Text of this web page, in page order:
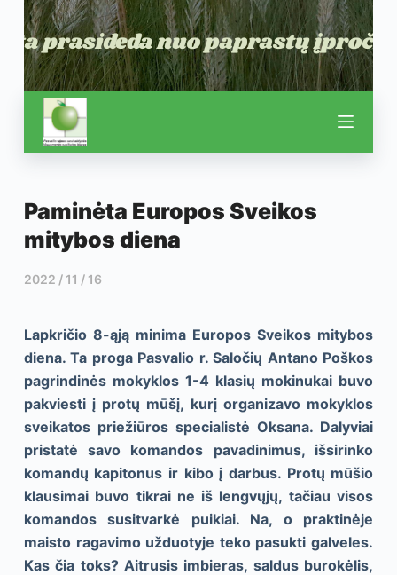
Paminėta Europos Sveikos
mitybos diena
2022 / 11 / 16
Lapkričio 8-ąją minima Europos Sveikos mitybos
diena. Ta proga Pasvalio r. Saločių Antano Poškos
pagrindinės mokyklos 1-4 klasių mokinukai buvo
pakviesti į protų mūšį, kurį organizavo mokyklos
sveikatos priežiūros specialistė Oksana. Dalyviai
pristatė savo komandos pavadinimus, išsirinko
komandų kapitonus ir kibo į darbus. Protų mūšio
klausimai buvo tikrai ne iš lengvųjų, tačiau visos
komandos susitvarkė puikiai. Na, o praktinėje
maisto ragavimo užduotyje teko pasukti galveles.
Kas čia toks? Aitrusis imbieras, saldus burokėlis,